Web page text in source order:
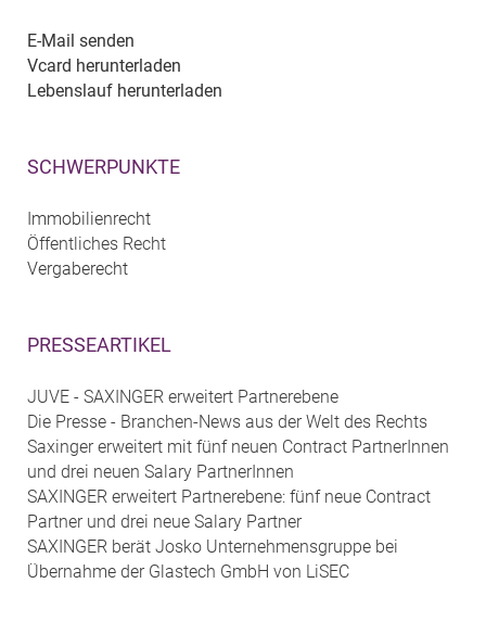
E-Mail senden
Vcard herunterladen
Lebenslauf herunterladen
SCHWERPUNKTE
Immobilienrecht
Öffentliches Recht
Vergaberecht
PRESSEARTIKEL
JUVE - SAXINGER erweitert Partnerebene
Die Presse - Branchen-News aus der Welt des Rechts
Saxinger erweitert mit fünf neuen Contract PartnerInnen
und drei neuen Salary PartnerInnen
SAXINGER erweitert Partnerebene: fünf neue Contract
Partner und drei neue Salary Partner
SAXINGER berät Josko Unternehmensgruppe bei
Übernahme der Glastech GmbH von LiSEC